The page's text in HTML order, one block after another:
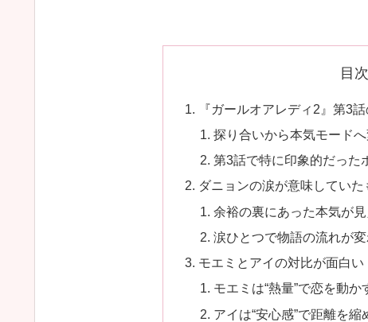
目次
『ガールオアレディ2』第3
探り合いから本気モード
第3話で特に印象的だった
ダニョンの涙が意味していた
余裕の裏にあった本気が
涙ひとつで物語の流れが
モエミとアイの対比が面白い
モエミは“熱量”で恋を動か
アイは“安心感”で距離を縮